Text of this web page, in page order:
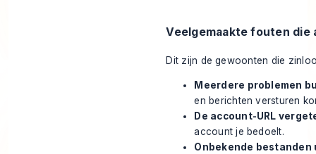
Veelgemaakte fouten die
Dit zijn de gewoonten die
Meerdere problemen
en berichten versturen
De account-URL
account je bedoelt.
Onbekende bestanden